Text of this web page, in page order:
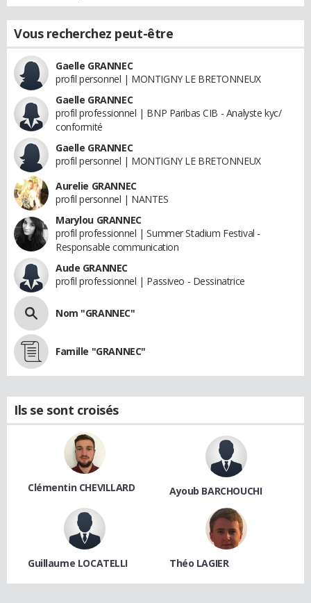
Vous recherchez peut-être
Gaelle GRANNEC
profil personnel | MONTIGNY LE BRETONNEUX
Gaelle GRANNEC
profil professionnel | BNP Paribas CIB - Analyste kyc/
conformité
Gaelle GRANNEC
profil personnel | MONTIGNY LE BRETONNEUX
Aurelie GRANNEC
profil personnel | NANTES
Marylou GRANNEC
profil professionnel | Summer Stadium Festival -
Responsable communication
Aude GRANNEC
profil professionnel | Passiveo - Dessinatrice
Nom "GRANNEC"
Famille "GRANNEC"
Ils se sont croisés
Clémentin CHEVILLARD Ayoub BARCHOUCHI
Guillaume LOCATELLI Théo LAGIER